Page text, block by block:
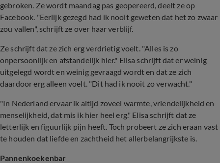
gebroken. Ze wordt maandag pas geopereerd, deelt ze op
Facebook. "Eerlijk gezegd had ik nooit geweten dat het zo zwaar
zou vallen", schrijft ze over haar verblijf.
Ze schrijft dat ze zich erg verdrietig voelt. "Alles is zo
onpersoonlijk en afstandelijk hier." Elisa schrijft dat er weinig
uitgelegd wordt en weinig gevraagd wordt en dat ze zich
daardoor erg alleen voelt. "Dit had ik nooit zo verwacht."
"In Nederland ervaar ik altijd zoveel warmte, vriendelijkheid en
menselijkheid, dat mis ik hier heel erg." Elisa schrijft dat ze
letterlijk en figuurlijk pijn heeft. Toch probeert ze zich eraan vast
te houden dat liefde en zachtheid het allerbelangrijkste is.
Pannenkoekenbar